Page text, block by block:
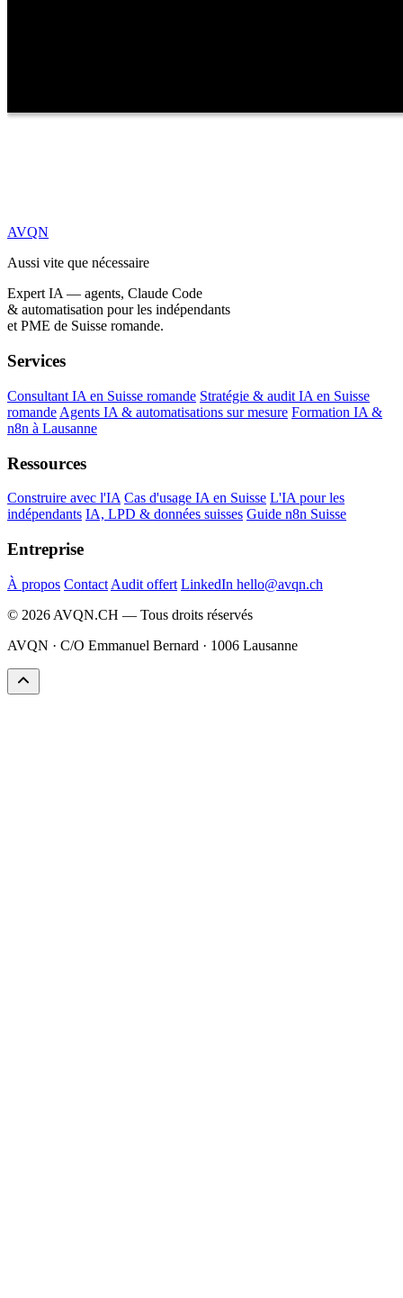
AVQN
Aussi vite que nécessaire
Expert IA — agents, Claude Code
& automatisation pour les indépendants
et PME de Suisse romande.
Services
Consultant IA en Suisse romande Stratégie & audit IA en Suisse
romande Agents IA & automatisations sur mesure Formation IA &
n8n à Lausanne
Ressources
Construire avec l'IA Cas d'usage IA en Suisse L'IA pour les
indépendants IA, LPD & données suisses Guide n8n Suisse
Entreprise
À propos Contact Audit offert LinkedIn hello@avqn.ch
© 2026 AVQN.CH — Tous droits réservés
AVQN · C/O Emmanuel Bernard · 1006 Lausanne